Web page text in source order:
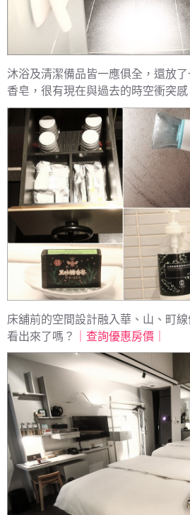
沐浴及清潔備品皆一應俱全，還放
香皂，很有現在與過去的時空衝突感
床舖前的空間設計融入華、山、町
看出來了嗎？
｜查詢優惠房價｜